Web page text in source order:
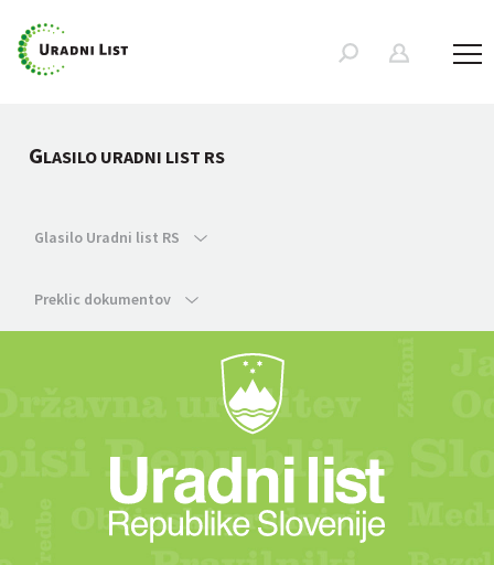
GLASILO URADNI LIST RS
Glasilo Uradni list RS
Preklic dokumentov